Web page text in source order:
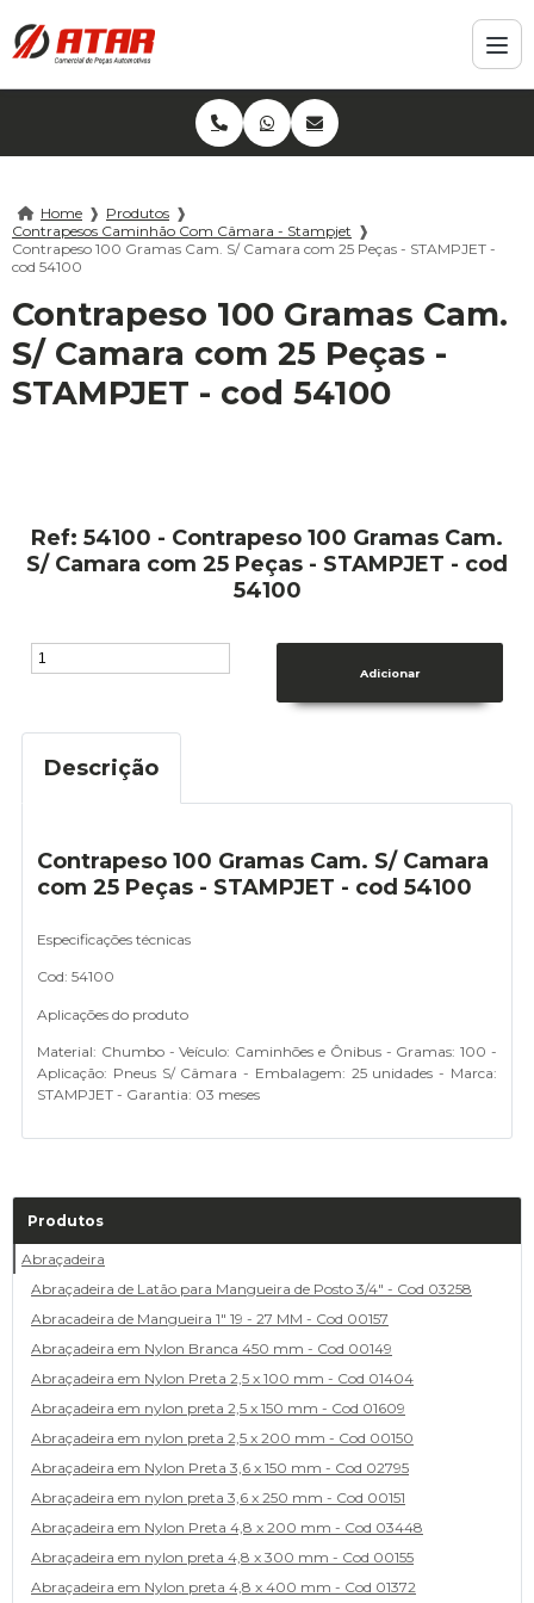
Home ❱ Produtos ❱
Contrapesos Caminhão Com Câmara - Stampjet ❱
Contrapeso 100 Gramas Cam. S/ Camara com 25 Peças - STAMPJET -
cod 54100
Contrapeso 100 Gramas Cam.
S/ Camara com 25 Peças -
STAMPJET - cod 54100
Ref: 54100 - Contrapeso 100 Gramas Cam.
S/ Camara com 25 Peças - STAMPJET - cod
54100
Descrição
Contrapeso 100 Gramas Cam. S/ Camara
com 25 Peças - STAMPJET - cod 54100
Especificações técnicas
Cod: 54100
Aplicações do produto
Material: Chumbo - Veículo: Caminhões e Ônibus - Gramas: 100 -
Aplicação: Pneus S/ Câmara - Embalagem: 25 unidades - Marca:
STAMPJET - Garantia: 03 meses
Produtos
Abraçadeira
Abraçadeira de Latão para Mangueira de Posto 3/4" - Cod 03258
Abracadeira de Mangueira 1" 19 - 27 MM - Cod 00157
Abraçadeira em Nylon Branca 450 mm - Cod 00149
Abraçadeira em Nylon Preta 2,5 x 100 mm - Cod 01404
Abraçadeira em nylon preta 2,5 x 150 mm - Cod 01609
Abraçadeira em nylon preta 2,5 x 200 mm - Cod 00150
Abraçadeira em Nylon Preta 3,6 x 150 mm - Cod 02795
Abraçadeira em nylon preta 3,6 x 250 mm - Cod 00151
Abraçadeira em Nylon Preta 4,8 x 200 mm - Cod 03448
Abraçadeira em nylon preta 4,8 x 300 mm - Cod 00155
Abraçadeira em Nylon preta 4,8 x 400 mm - Cod 01372